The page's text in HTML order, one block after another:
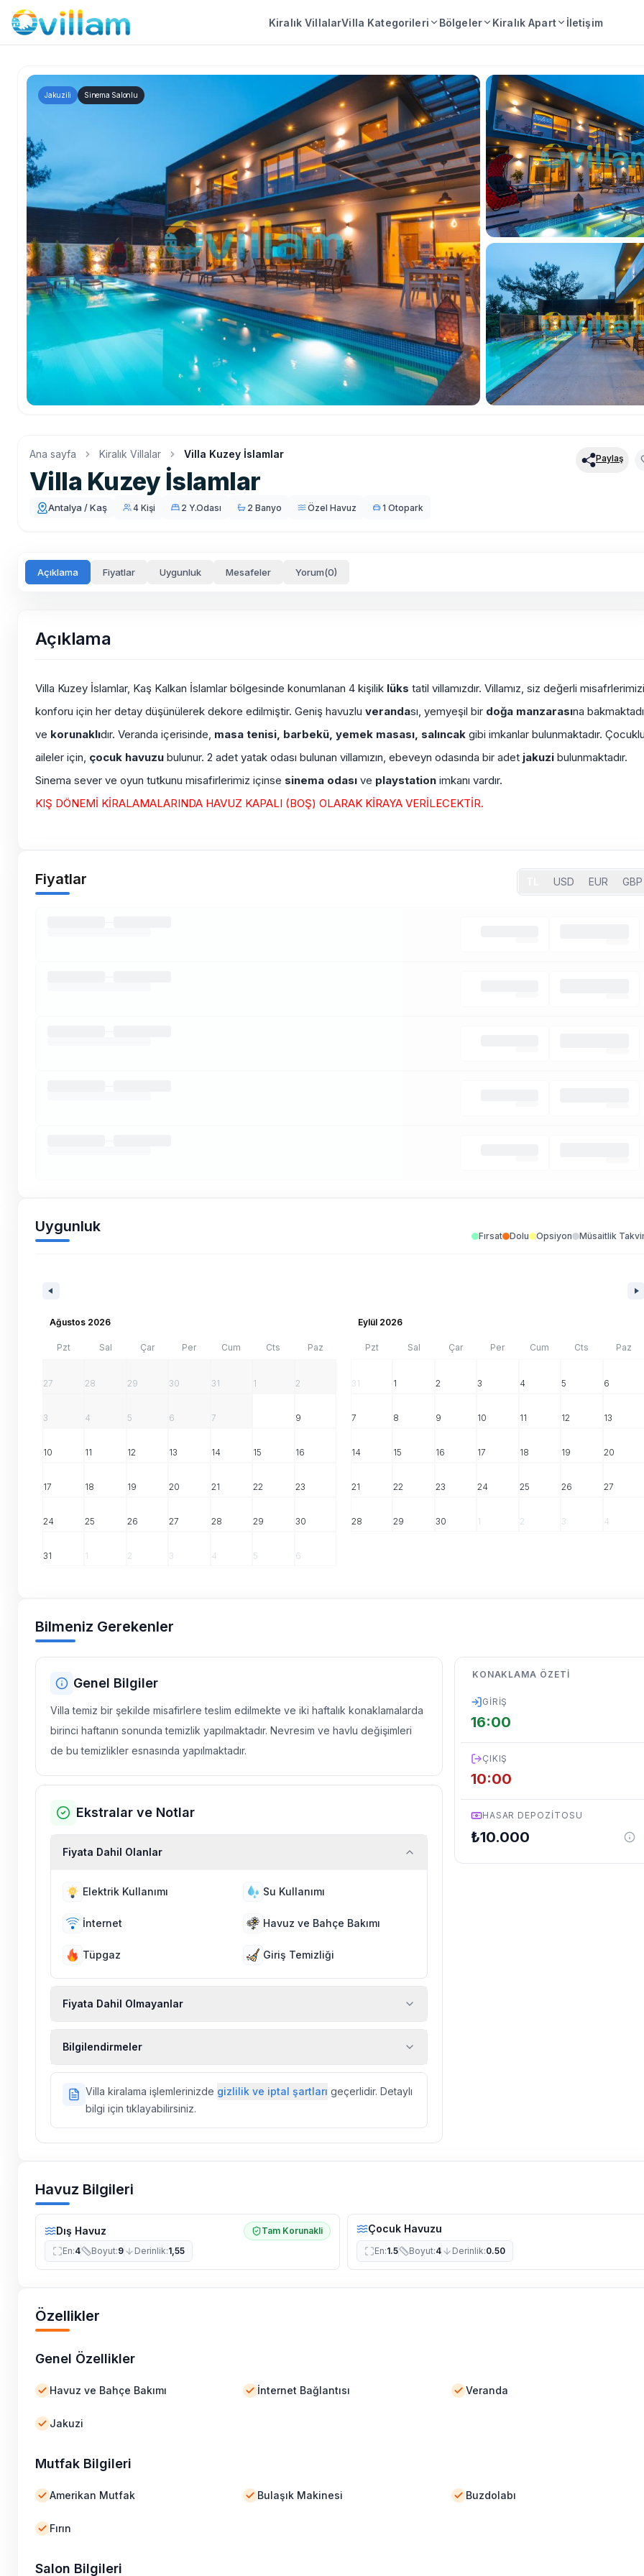
Kiralık VillalarVilla Kategorileri Bölgeler Kiralık Apart İletişim
Jakuzili Sinema Salonlu
Ana sayfa Kiralık Villalar Villa Kuzey İslamlar
Villa Kuzey İslamlar
Paylaş
Antalya / Kaş 4 Kişi 2 Y.Odası 2 Banyo Özel Havuz 1 Otopark
Açıklama Fiyatlar Uygunluk Mesafeler Yorum(0)
Açıklama
Villa Kuzey İslamlar, Kaş Kalkan İslamlar bölgesinde konumlanan 4 kişilik lüks tatil villamızdır. Villamız, siz değerli
konforu için her detay düşünülerek dekore edilmiştir. Geniş havuzlu verandası, yemyeşil bir doğa manzarasına
ve korunaklıdır. Veranda içerisinde, masa tenisi, barbekü, yemek masası, salıncak gibi imkanlar bulunmaktadır.
aileler için, çocuk havuzu bulunur. 2 adet yatak odası bulunan villamızın, ebeveyn odasında bir adet jakuzi bulunmaktadır.
Sinema sever ve oyun tutkunu misafirlerimiz içinse sinema odası ve playstation imkanı vardır.
KIŞ DÖNEMİ KİRALAMALARINDA HAVUZ KAPALI (BOŞ) OLARAK KİRAYA VERİLECEKTİR.
Fiyatlar USD EUR GBP
Uygunluk
Fırsat Dolu Opsiyon Müsaitlik
Ağustos 2026
Pzt Sal Çar Per Cum Cts Paz
27 28 29 30 31 1 2
3 4 5 6 7 9
10 11 12 13 14 15 16
17 18 19 20 21 22 23
24 25 26 27 28 29 30
31 1 2 3 4 5 6
Eylül 2026
Pzt Sal Çar Per Cum Cts Paz
31 1 2 3 4 5 6
7 8 9 10 11 12 13
14 15 16 17 18 19 20
21 22 23 24 25 26 27
28 29 30 1 2 3 4
Bilmeniz Gerekenler
Genel Bilgiler
Villa temiz bir şekilde misafirlere teslim edilmekte ve iki haftalık konaklamalarda
birinci haftanın sonunda temizlik yapılmaktadır. Nevresim ve havlu değişimleri
de bu temizlikler esnasında yapılmaktadır.
Ekstralar ve Notlar
Fiyata Dahil Olanlar
Elektrik Kullanımı Su Kullanımı
İnternet Havuz ve Bahçe Bakımı
Tüpgaz Giriş Temizliği
Fiyata Dahil Olmayanlar
Bilgilendirmeler
ilaçlama yapılmaktadır. Buna rağmen çevrede kelebek, böcek, sinek
vs. bulunma ihtimali vardır.
Villalarımızın bulunmuş olduğu bölgelerde dönemsel olarak altyapı
Villa kiralama işlemlerinizde gizlilik ve iptal şartları geçerlidir. Detaylı
bilgi için tıklayabilirsiniz.
KONAKLAMA ÖZETI
GIRIŞ
16:00
ÇIKIŞ
10:00
HASAR DEPOZITOSU
₺10.000
Havuz Bilgileri
Dış Havuz
Tam Korunakli
En:4 Boyut:9 Derinlik:1,55
Çocuk Havuzu
En:1.5 Boyut:4 Derinlik:0.50
Özellikler
Genel Özellikler
Havuz ve Bahçe Bakımı İnternet Bağlantısı Veranda
Jakuzi
Mutfak Bilgileri
Amerikan Mutfak Bulaşık Makinesi Buzdolabı
Fırın
Salon Bilgileri